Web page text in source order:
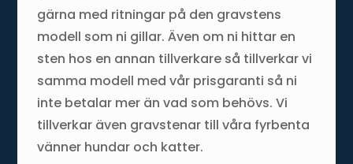
gärna med ritningar på den gravstens
modell som ni gillar. Även om ni hittar en
sten hos en annan tillverkare så tillverkar vi
samma modell med vår prisgaranti så ni
inte betalar mer än vad som behövs. Vi
tillverkar även gravstenar till våra fyrbenta
vänner hundar och katter.